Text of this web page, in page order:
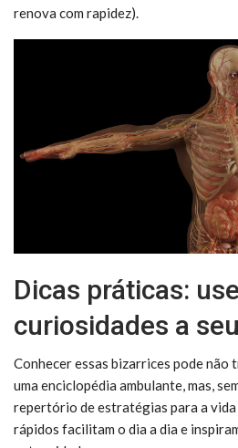
renova com rapidez).
Dicas práticas:
curiosidades a
Conhecer essas bizarrices pode não
uma enciclopédia ambulante, mas,
repertório de estratégias para a
rápidos facilitam o dia a dia e